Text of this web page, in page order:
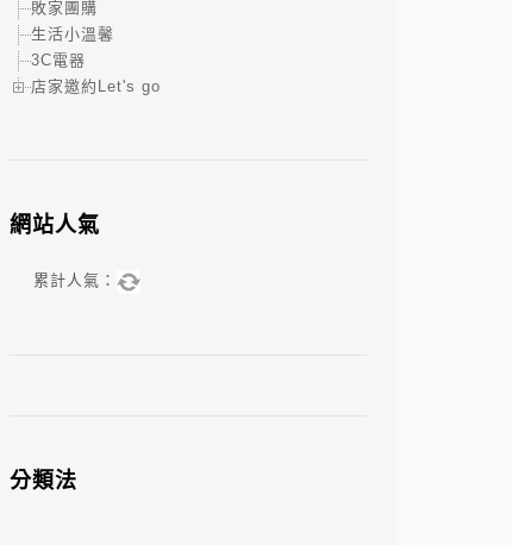
敗家團購
生活小溫馨
3C電器
店家邀約Let's go
網站人氣
累計人氣：
分類法